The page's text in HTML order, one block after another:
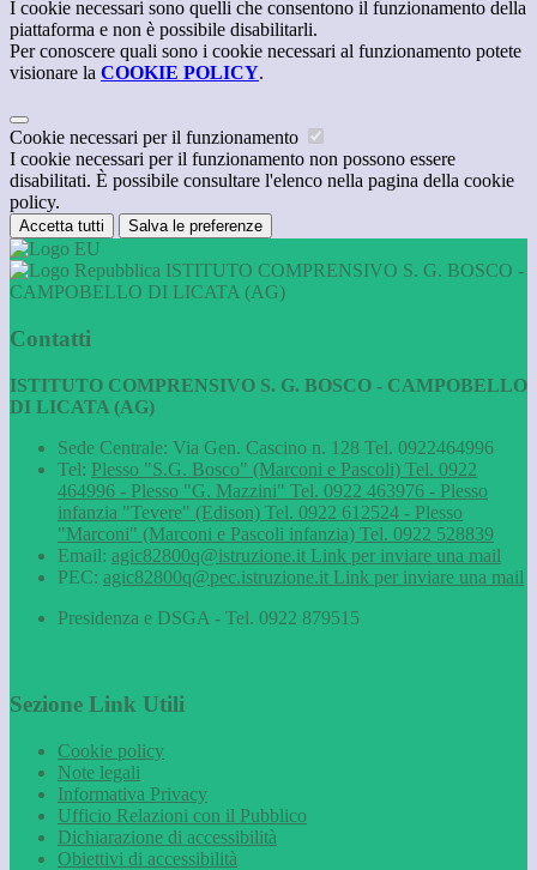
I cookie necessari sono quelli che consentono il funzionamento della
piattaforma e non è possibile disabilitarli.
Per conoscere quali sono i cookie necessari al funzionamento potete
visionare la COOKIE POLICY.
Cookie necessari per il funzionamento
I cookie necessari per il funzionamento non possono essere
disabilitati. È possibile consultare l'elenco nella pagina della cookie
policy.
Accetta tutti Salva le preferenze
ISTITUTO COMPRENSIVO S. G. BOSCO -
CAMPOBELLO DI LICATA (AG)
Contatti
ISTITUTO COMPRENSIVO S. G. BOSCO - CAMPOBELLO
DI LICATA (AG)
Sede Centrale: Via Gen. Cascino n. 128 Tel. 0922464996
Tel: Plesso "S.G. Bosco" (Marconi e Pascoli) Tel. 0922
464996 - Plesso "G. Mazzini" Tel. 0922 463976 - Plesso
infanzia "Tevere" (Edison) Tel. 0922 612524 - Plesso
"Marconi" (Marconi e Pascoli infanzia) Tel. 0922 528839
Email: agic82800q@istruzione.it Link per inviare una mail
PEC: agic82800q@pec.istruzione.it Link per inviare una mail
Presidenza e DSGA - Tel. 0922 879515
Sezione Link Utili
Cookie policy
Note legali
Informativa Privacy
Ufficio Relazioni con il Pubblico
Dichiarazione di accessibilità
Obiettivi di accessibilità